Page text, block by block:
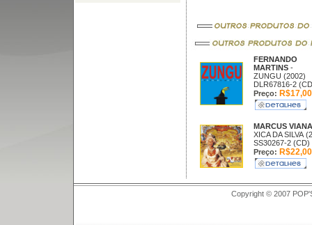
FERNANDO
MARTINS -
ZUNGU (2002)
DLR67816-2
Preço: R$17,00
MARCUS
XICA DA SILVA
SS30267-2 (CD)
Preço: R$22,00
Copyright © 2007